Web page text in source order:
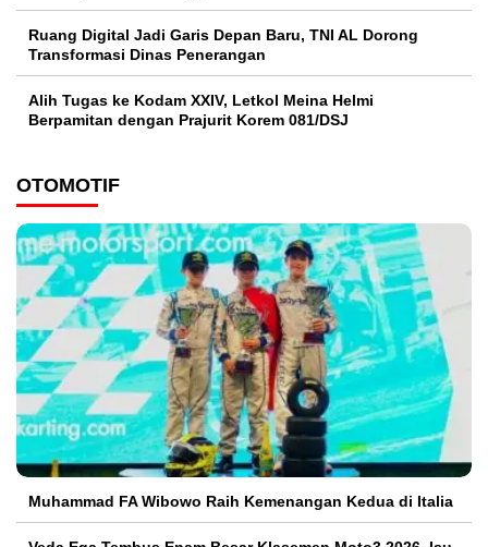
Ruang Digital Jadi Garis Depan Baru, TNI AL Dorong
Transformasi Dinas Penerangan
Alih Tugas ke Kodam XXIV, Letkol Meina Helmi
Berpamitan dengan Prajurit Korem 081/DSJ
OTOMOTIF
Muhammad FA Wibowo Raih Kemenangan Kedua di Italia